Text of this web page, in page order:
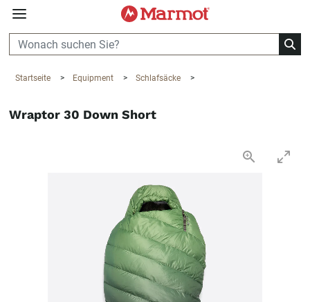
360°
Startseite > Equipment > Schlafsäcke >
Wraptor 30 Down Short